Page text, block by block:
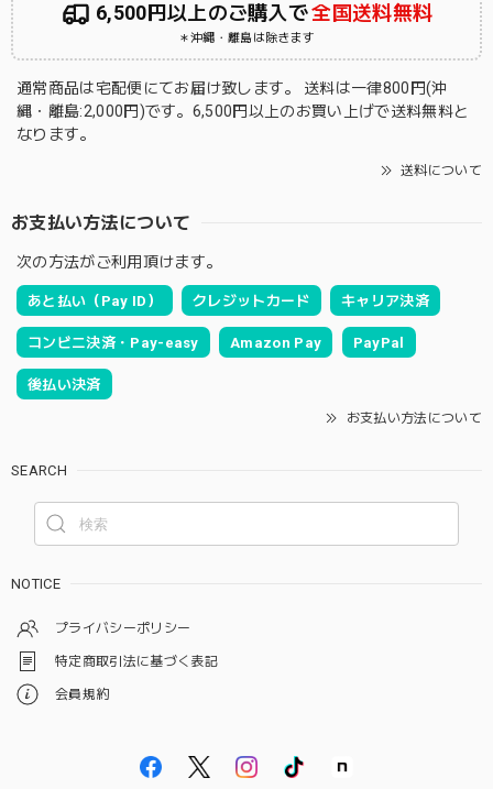
6,500円以上のご購入で全国送料無料
＊沖縄・離島は除きます
通常商品は宅配便にてお届け致します。 送料は一律800円(沖
縄・離島:2,000円)です。6,500円以上のお買い上げで送料無料と
なります。
送料について
お支払い方法について
次の方法がご利用頂けます。
あと払い（Pay ID） クレジットカード キャリア決済
コンビニ決済・Pay-easy Amazon Pay PayPal
後払い決済
お支払い方法について
SEARCH
NOTICE
プライバシーポリシー
特定商取引法に基づく表記
会員規約